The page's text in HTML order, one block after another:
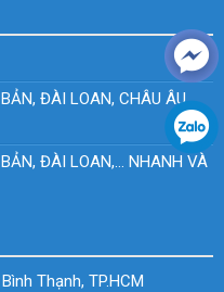
ĐÀI LOAN, CHÂU ÂU…
ĐÀI LOAN,… NHANH VÀ
Thạnh, TP.HCM